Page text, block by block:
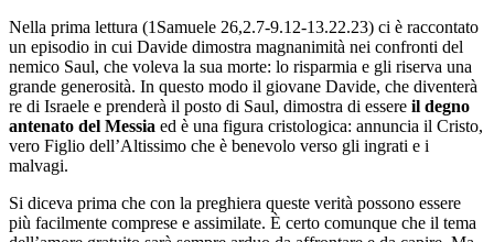
Nella prima lettura (1Samuele 26,2.7-9.12-13.22.23) ci è raccontato
un episodio in cui Davide dimostra magnanimità nei confronti del
nemico Saul, che voleva la sua morte: lo risparmia e gli riserva una
grande generosità. In questo modo il giovane Davide, che diventerà
re di Israele e prenderà il posto di Saul, dimostra di essere il degno
antenato del Messia ed è una figura cristologica: annuncia il Cristo,
vero Figlio dell’Altissimo che è benevolo verso gli ingrati e i
malvagi.
Si diceva prima che con la preghiera queste verità possono essere
più facilmente comprese e assimilate. È certo comunque che il tema